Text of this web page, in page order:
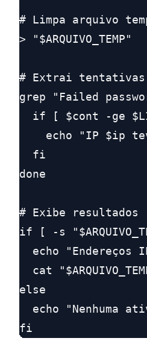
# Limpa arquivo
> "$ARQUIVO_TEMP"
# Extrai tentativas
grep "Failed
if [ $cont -ge
echo "IP $ip
  fi
done
# Exibe resultados
if [ -s
echo "Endereços
cat
else
echo "Nenhuma